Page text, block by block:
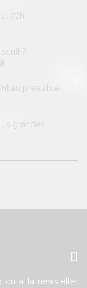
72h.
?
au préalable.
grandes
ou à la newsletter